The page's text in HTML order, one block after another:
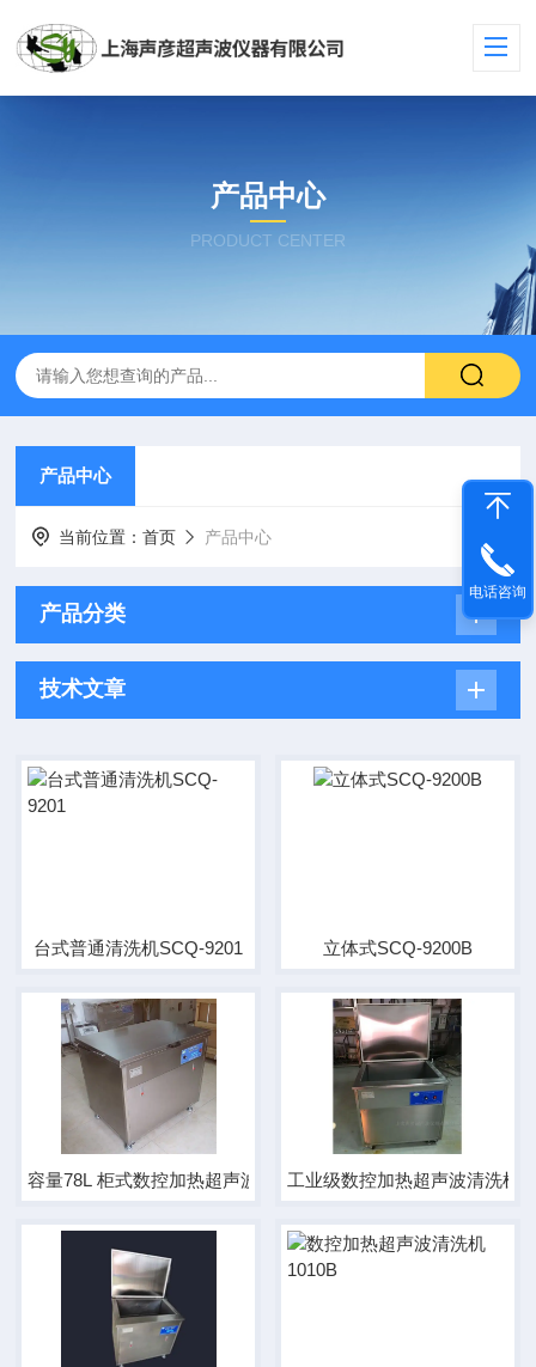
产品中心
PRODUCT CENTER
产品中心
当前位置：首页 产品中心
产品分类
技术文章
台式普通清洗机SCQ-9201 立体式SCQ-9200B
容量78L 柜式数控加热超声波清洗机工业级数控加热超声波清洗机
电话咨询